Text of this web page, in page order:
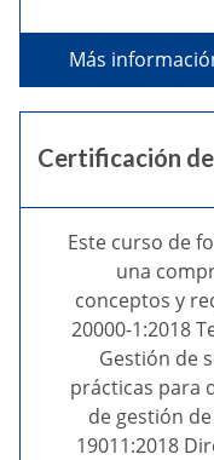
Más
Certificación
Este curso de
una
conceptos y
20000-1:2018
Gestión de
prácticas para
de gestión
19011:2018